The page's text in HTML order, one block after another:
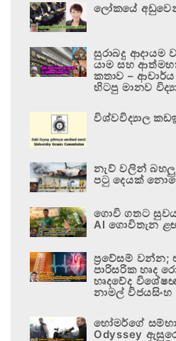
ලෝකයේ
සුරාබදු ආදායම
යාම සහ
කතාව –
හිටපු මානව
විශ්වවිද්‍යාල
නැව් වලින්
පටු දෙයක්
ගොවි ගතට
AI ගොවිතැන
ප්‍රවේසම්
පාරිසරික හෘද
හෘදවේද
නාමල් විජයසිංහ
හෝමර්ගේ
Odyssey